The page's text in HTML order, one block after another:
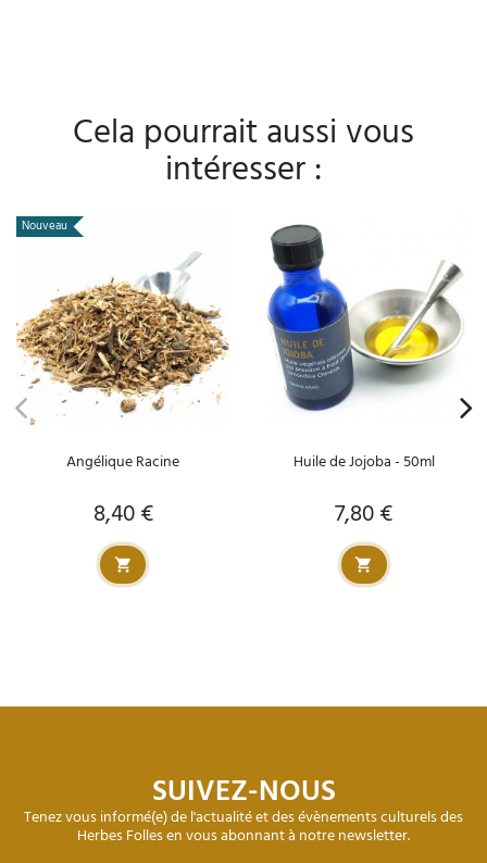
Cela pourrait aussi vous
intéresser :
Nouveau
Angélique Racine
Prix
8,40 €
Huile de Jojoba - 50ml
Prix
7,80 €
SUIVEZ-NOUS
Tenez vous informé(e) de l'actualité et des évènements culturels des
Herbes Folles en vous abonnant à notre newsletter.